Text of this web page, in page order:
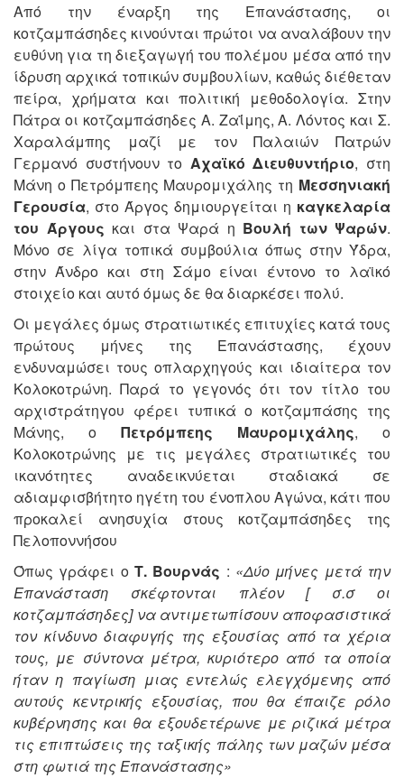
Από την έναρξη της Επανάστασης, οι
κοτζαμπάσηδες κινούνται πρώτοι να αναλάβουν την
ευθύνη για τη διεξαγωγή του πολέμου μέσα από την
ίδρυση αρχικά τοπικών συμβουλίων, καθώς διέθεταν
πείρα, χρήματα και πολιτική μεθοδολογία. Στην
Πάτρα οι κοτζαμπάσηδες Α. Ζαΐμης, Α. Λόντος και Σ.
Χαραλάμπης μαζί με τον Παλαιών Πατρών
Γερμανό συστήνουν το Αχαϊκό Διευθυντήριο, στη
Μάνη ο Πετρόμπεης Μαυρομιχάλης τη Μεσσηνιακή
Γερουσία, στο Άργος δημιουργείται η καγκελαρία
του Άργους και στα Ψαρά η Βουλή των Ψαρών.
Μόνο σε λίγα τοπικά συμβούλια όπως στην Ύδρα,
στην Άνδρο και στη Σάμο είναι έντονο το λαϊκό
στοιχείο και αυτό όμως δε θα διαρκέσει πολύ.
Οι μεγάλες όμως στρατιωτικές επιτυχίες κατά τους
πρώτους μήνες της Επανάστασης, έχουν
ενδυναμώσει τους οπλαρχηγούς και ιδιαίτερα τον
Κολοκοτρώνη. Παρά το γεγονός ότι τον τίτλο του
αρχιστράτηγου φέρει τυπικά ο κοτζαμπάσης της
Μάνης, ο Πετρόμπεης Μαυρομιχάλης, ο
Κολοκοτρώνης με τις μεγάλες στρατιωτικές του
ικανότητες αναδεικνύεται σταδιακά σε
αδιαμφισβήτητο ηγέτη του ένοπλου Αγώνα, κάτι που
προκαλεί ανησυχία στους κοτζαμπάσηδες της
Πελοποννήσου
Όπως γράφει ο Τ. Βουρνάς : «Δύο μήνες μετά την
Επανάσταση σκέφτονται πλέον [ σ.σ οι
κοτζαμπάσηδες] να αντιμετωπίσουν αποφασιστικά
τον κίνδυνο διαφυγής της εξουσίας από τα χέρια
τους, με σύντονα μέτρα, κυριότερο από τα οποία
ήταν η παγίωση μιας εντελώς ελεγχόμενης από
αυτούς κεντρικής εξουσίας, που θα έπαιζε ρόλο
κυβέρνησης και θα εξουδετέρωνε με ριζικά μέτρα
τις επιπτώσεις της ταξικής πάλης των μαζών μέσα
στη φωτιά της Επανάστασης»